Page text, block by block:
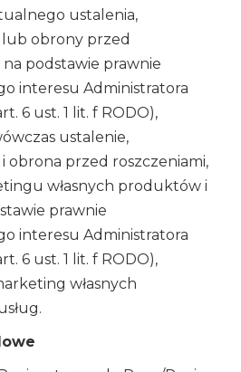
ustalenia,
obrony przed
na podstawie prawnie
interesu Administratora
6 ust. 1 lit. f RODO),
ustalenie,
obrona przed roszczeniami,
własnych produktów i
prawnie
interesu Administratora
6 ust. 1 lit. f RODO),
własnych